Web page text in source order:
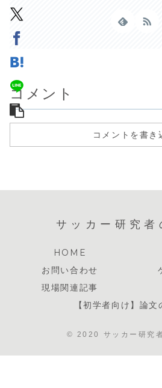
コメント
コメントを書き
サッカー研究者
HOME
お問い合わせ
現場関連記事
【初学者向け】論文
© 2020 サッカー研究